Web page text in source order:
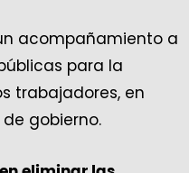
acompañamiento a
para la
trabajadores, en
gobierno.